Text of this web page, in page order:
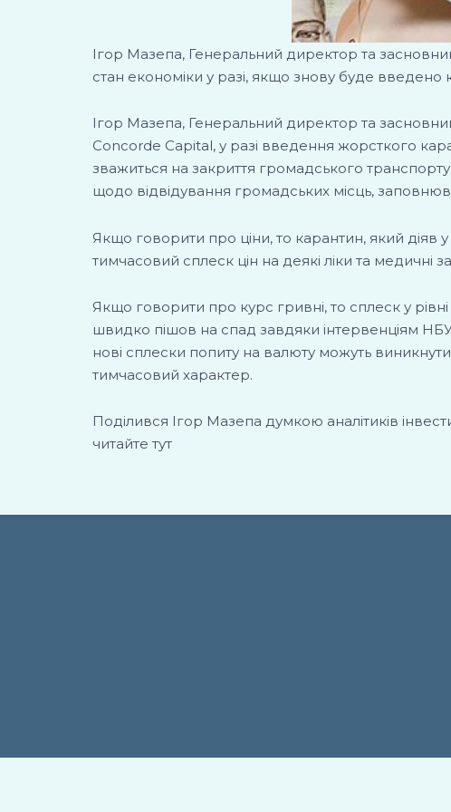
Ігор Мазепа, Генеральний директор та
стан економіки у разі, якщо знову буде введено
Ігор Мазепа, Генеральний директор та
Concorde Capital, у разі введення жорсткого
зважиться на закриття громадського
щодо відвідування громадських місць,
Якщо говорити про ціни, то карантин, який діяв
тимчасовий сплеск цін на деякі ліки та медичні
Якщо говорити про курс гривні, то сплеск у
швидко пішов на спад завдяки інтервенціям
нові сплески попиту на валюту можуть
тимчасовий характер.
Поділився Ігор Мазепа думкою аналітиків
читайте тут